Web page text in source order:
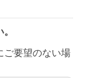
ご要望のない場